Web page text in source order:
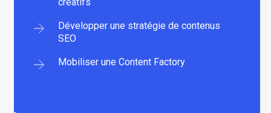
Développer une stratégie de contenus
SEO
Mobiliser une Content Factory